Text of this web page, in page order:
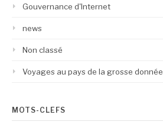
Gouvernance d'Internet
news
Non classé
Voyages au pays de la grosse donnée
MOTS-CLEFS